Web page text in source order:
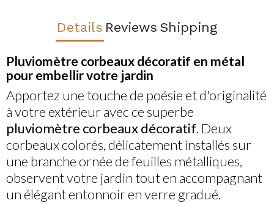
Details Reviews Shipping
Pluviomètre corbeaux décoratif en métal
pour embellir votre jardin
Apportez une touche de poésie et d'originalité
à votre extérieur avec ce superbe
pluviomètre corbeaux décoratif. Deux
corbeaux colorés, délicatement installés sur
une branche ornée de feuilles métalliques,
observent votre jardin tout en accompagnant
un élégant entonnoir en verre gradué.